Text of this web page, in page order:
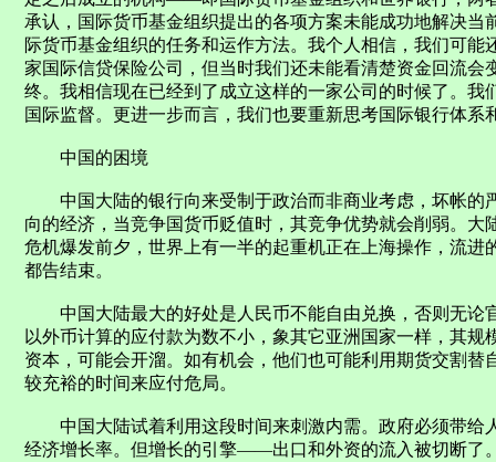
承认，国际货币基金组织提出的各项方案未能成功地解决
际货币基金组织的任务和运作方法。我个人相信，我们可
家国际信贷保险公司，但当时我们还未能看清楚资金回流
终。我相信现在已经到了成立这样的一家公司的时候了。
国际监督。更进一步而言，我们也要重新思考国际银行体系
中国的困境
中国大陆的银行向来受制于政治而非商业考虑，坏帐的
向的经济，当竞争国货币贬值时，其竞争优势就会削弱。
危机爆发前夕，世界上有一半的起重机正在上海操作，流进
都告结束。
中国大陆最大的好处是人民币不能自由兑换，否则无论
以外币计算的应付款为数不小，象其它亚洲国家一样，其
资本，可能会开溜。如有机会，他们也可能利用期货交割
较充裕的时间来应付危局。
中国大陆试着利用这段时间来刺激内需。政府必须带给
经济增长率。但增长的引擎——出口和外资的流入被切断了